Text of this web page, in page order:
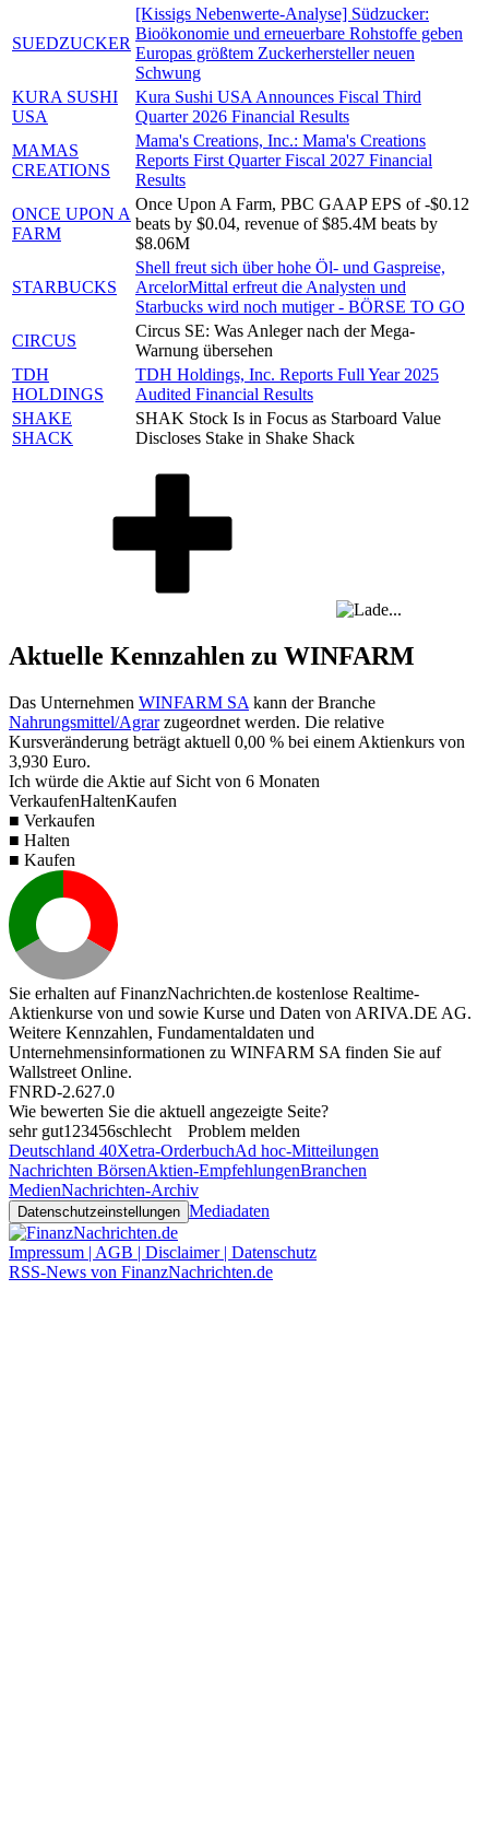
SUEDZUCKER
[Kissigs Nebenwerte-Analyse] Südzucker:
Bioökonomie und erneuerbare Rohstoffe geben
Europas größtem Zuckerhersteller neuen
Schwung
KURA SUSHI
USA
Kura Sushi USA Announces Fiscal Third
Quarter 2026 Financial Results
MAMAS
CREATIONS
Mama's Creations, Inc.: Mama's Creations
Reports First Quarter Fiscal 2027 Financial
Results
ONCE UPON A
FARM
Once Upon A Farm, PBC GAAP EPS of -$0.12
beats by $0.04, revenue of $85.4M beats by
$8.06M
STARBUCKS
Shell freut sich über hohe Öl- und Gaspreise,
ArcelorMittal erfreut die Analysten und
Starbucks wird noch mutiger - BÖRSE TO GO
CIRCUS
Circus SE: Was Anleger nach der Mega-
Warnung übersehen
TDH
HOLDINGS
TDH Holdings, Inc. Reports Full Year 2025
Audited Financial Results
SHAKE
SHACK
SHAK Stock Is in Focus as Starboard Value
Discloses Stake in Shake Shack
Aktuelle Kennzahlen zu WINFARM
Das Unternehmen WINFARM SA kann der Branche
Nahrungsmittel/Agrarzugeordnet werden. Die relative
Kursveränderung beträgt aktuell 0,00 % bei einem Aktienkurs von
3,930 Euro.
Ich würde die Aktie auf Sicht von 6 Monaten
VerkaufenHaltenKaufen
■ Verkaufen
■ Halten
■ Kaufen
Sie erhalten auf FinanzNachrichten.de kostenlose Realtime-
Aktienkurse von und sowie Kurse und Daten von ARIVA.DE AG.
Weitere Kennzahlen, Fundamentaldaten und
Unternehmensinformationen zu WINFARM SA finden Sie auf
Wallstreet Online.
FNRD-2.627.0
Wie bewerten Sie die aktuell angezeigte Seite?
sehr gut1 23456schlecht
Problem melden
Deutschland 40Xetra-OrderbuchAd hoc-Mitteilungen
Nachrichten BörsenAktien-EmpfehlungenBranchen
MedienNachrichten-Archiv
Datenschutzeinstellungen Mediadaten
Impressum | AGB | Disclaimer | Datenschutz
RSS-News von FinanzNachrichten.de